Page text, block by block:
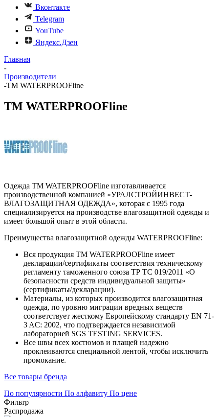
Вконтакте
Telegram
YouTube
Яндекс.Дзен
Главная
-
Производители
-ТМ WATERPROOFline
ТМ WATERPROOFline
Одежда ТМ WATERPROOFline изготавливается
производственной компанией «УРАЛСТРОЙИНВЕСТ-
ВЛАГОЗАЩИТНАЯ ОДЕЖДА», которая с 1995 года
специализируется на производстве влагозащитной одежды и
имеет большой опыт в этой области.
Преимущества влагозащитной одежды WATERPROOFline:
Вся продукция ТМ WATERPROOFline имеет
декларации/сертификаты соответствия техническому
регламенту таможенного союза ТР ТС 019/2011 «О
безопасности средств индивидуальной защиты»
(сертификаты/декларации).
Материалы, из которых производится влагозащитная
одежда, по уровню миграции вредных веществ
соответствует жесткому Европейскому стандарту EN 71-
3 AC: 2002, что подтверждается независимой
лабораторией SGS TESTING SERVICES.
Все швы всех костюмов и плащей надежно
проклеиваются специальной лентой, чтобы исключить
промокание.
Все товары бренда
По популярности По алфавиту По цене
Фильтр
Распродажа